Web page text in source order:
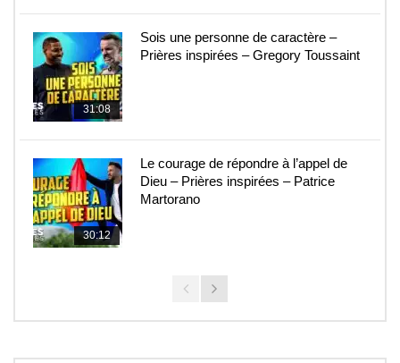
31:08
Sois une personne de caractère –
Prières inspirées – Gregory Toussaint
30:12
Le courage de répondre à l’appel de
Dieu – Prières inspirées – Patrice
Martorano